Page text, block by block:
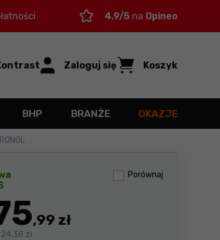
4,9/5 na Opineo
Zaloguj się Koszyk
BHP BRANŻE OKAZJE
Porównaj
,99 zł
zł